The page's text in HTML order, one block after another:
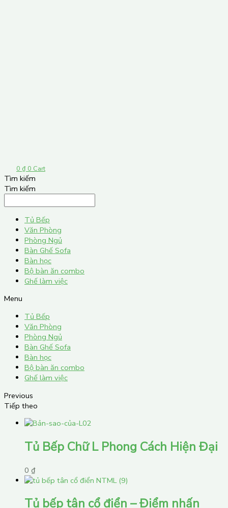
0 ₫ 0 Cart
Tìm kiếm
Tìm kiếm
Tủ Bếp
Văn Phòng
Phòng Ngủ
Bàn Ghế Sofa
Bàn học
Bộ bàn ăn combo
Ghế làm việc
Menu
Tủ Bếp
Văn Phòng
Phòng Ngủ
Bàn Ghế Sofa
Bàn học
Bộ bàn ăn combo
Ghế làm việc
Previous
Tiếp theo
Tủ Bếp Chữ L Phong Cách Hiện Đại
0 ₫
Tủ bếp tân cổ điển – Điểm nhấn